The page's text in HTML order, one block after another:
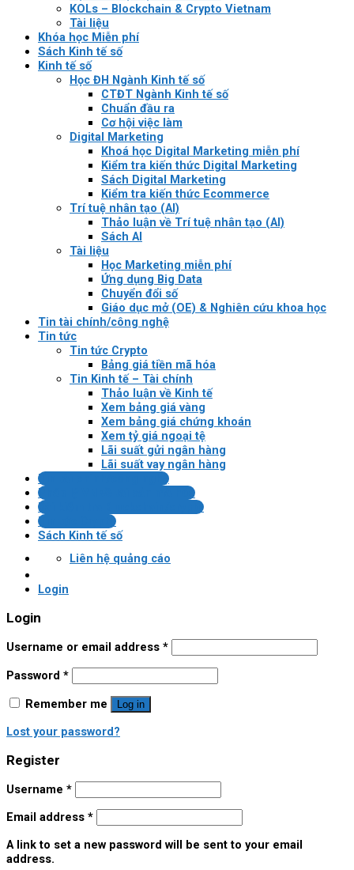
KOLs – Blockchain & Crypto Vietnam
Tài liệu
Khóa học Miễn phí
Sách Kinh tế số
Kinh tế số
Học ĐH Ngành Kinh tế số
CTĐT Ngành Kinh tế số
Chuẩn đầu ra
Cơ hội việc làm
Digital Marketing
Khoá học Digital Marketing miễn phí
Kiểm tra kiến thức Digital Marketing
Sách Digital Marketing
Kiểm tra kiến thức Ecommerce
Trí tuệ nhân tạo (AI)
Thảo luận về Trí tuệ nhân tạo (AI)
Sách AI
Tài liệu
Học Marketing miễn phí
Ứng dụng Big Data
Chuyển đổi số
Giáo dục mở (OE) & Nghiên cứu khoa học
Tin tài chính/công nghệ
Tin tức
Tin tức Crypto
Bảng giá tiền mã hóa
Tin Kinh tế – Tài chính
Thảo luận về Kinh tế
Xem bảng giá vàng
Xem bảng giá chứng khoán
Xem tỷ giá ngoại tệ
Lãi suất gửi ngân hàng
Lãi suất vay ngân hàng
Tin tài chính/công nghệ
Pháp lý VN về tài sản mã hóa
Bài kiểm tra Blockchain/crypto
Tin tức Crypto
Sách Kinh tế số
Liên hệ quảng cáo
Login
Login
Username or email address *
Password *
Remember me Log in
Lost your password?
Register
Username *
Email address *
A link to set a new password will be sent to your email
address.